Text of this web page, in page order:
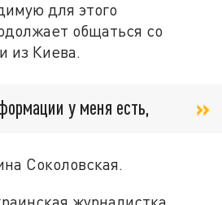
для этого
общаться со
из Киева.
у меня есть,
Соколовская.
журналистка,